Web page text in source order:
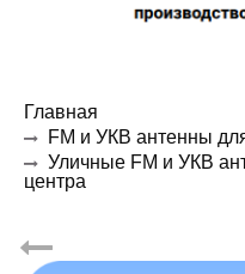
Главная
FM и УКВ антенны
Уличные FM и УКВ
центра